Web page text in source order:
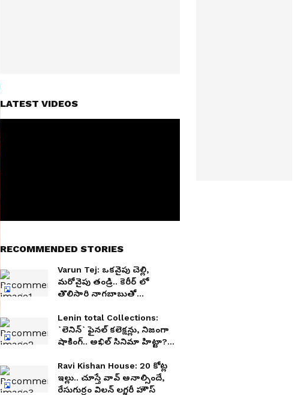
LATEST VIDEOS
RECOMMENDED STORIES
Varun Tej: ఒకవైపు చెల్లి,
మరోవైపు తండ్రి.. కెరీర్ లో
తొలిసారి నాగబాబుతో
Lenin total Collections:
`లెనిన్‌` ఫైనల్‌ కలెక్షన్లు, నిజంగా
షాకింగ్‌.. అఖిల్‌ సినిమా హిట్టా?
Ravi Kishan House: 20 కోట్ల
ఇల్లు.. చూస్తే వావ్ అనాల్సిందే,
రేసుగుర్రం విలన్ లగ్జరీ హౌస్‌